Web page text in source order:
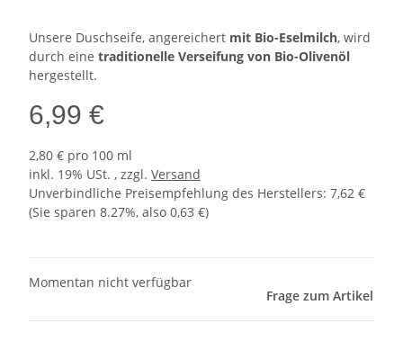
Unsere Duschseife, angereichert mit Bio-Eselmilch, wird
durch eine traditionelle Verseifung von Bio-Olivenöl
hergestellt.
6,99 €
2,80 € pro 100 ml
inkl. 19% USt. , zzgl. Versand
Unverbindliche Preisempfehlung des Herstellers: 7,62 €
(Sie sparen 8.27%, also 0,63 €)
Momentan nicht verfügbar
Frage zum Artikel